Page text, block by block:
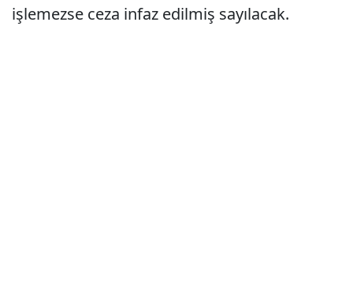
işlemezse ceza infaz edilmiş sayılacak.